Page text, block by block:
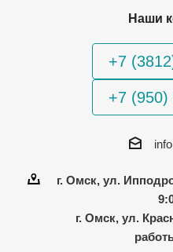
Наши
+7
+7 (950)
г. Омск, ул.
г. Омск, ул.